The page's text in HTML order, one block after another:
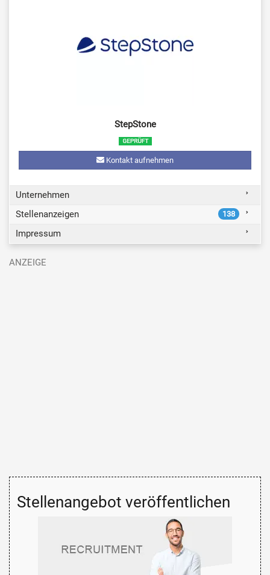
StepStone
Kontakt aufnehmen
Unternehmen
Stellenanzeigen
138
Impressum
Stellenangebot veröffentlichen